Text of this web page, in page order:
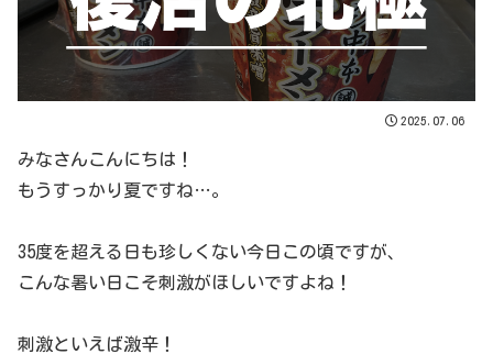
2025.07.06
みなさんこんにちは！
もうすっかり夏ですね…。
35度を超える日も珍しくない今日この頃ですが、
こんな暑い日こそ刺激がほしいですよね！
刺激といえば激辛！